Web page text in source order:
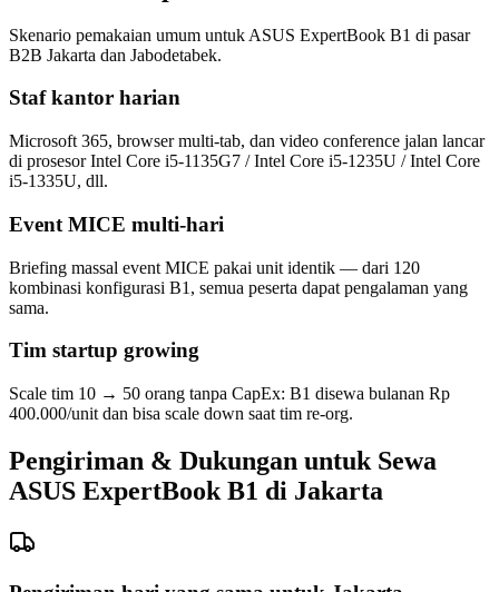
Skenario pemakaian umum untuk ASUS ExpertBook B1 di pasar
B2B Jakarta dan Jabodetabek.
Staf kantor harian
Microsoft 365, browser multi-tab, dan video conference jalan lancar
di prosesor Intel Core i5-1135G7 / Intel Core i5-1235U / Intel Core
i5-1335U, dll.
Event MICE multi-hari
Briefing massal event MICE pakai unit identik — dari 120
kombinasi konfigurasi B1, semua peserta dapat pengalaman yang
sama.
Tim startup growing
Scale tim 10 → 50 orang tanpa CapEx: B1 disewa bulanan Rp
400.000/unit dan bisa scale down saat tim re-org.
Pengiriman & Dukungan untuk Sewa
ASUS ExpertBook B1 di Jakarta